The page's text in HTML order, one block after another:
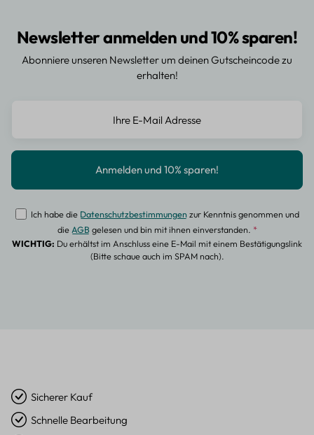
Newsletter anmelden und 10% sparen!
Abonniere unseren Newsletter um deinen Gutscheincode zu
erhalten!
Ich habe die Datenschutzbestimmungenzur Kenntnis genommen und
dieAGBgelesen und bin mit ihnen einverstanden. *
WICHTIG: Du erhältst im Anschluss eine E-Mail mit einem Bestätigungslink
(Bitte schaue auch im SPAM nach).
Sicherer Kauf
Schnelle Bearbeitung